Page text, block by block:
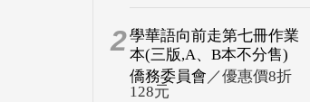
2學華語向前走第七冊作業
本(三版,A、B本不分售)
僑務委員會 ／優惠價8折
128元